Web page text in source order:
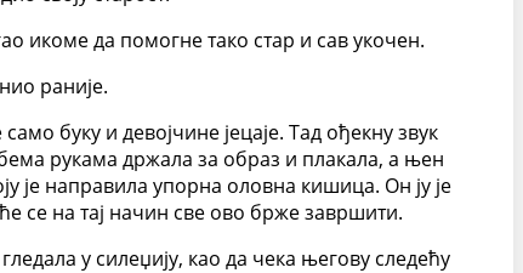
икоме да помогне тако стар и сав укочен.
раније.
буку и девојчине јецаје. Тад ођекну звук
рукама држала за образ и плакала, а њен
је направила упорна оловна кишица. Он ју је
се на тај начин све ово брже завршити.
у силеџију, као да чека његову следећу